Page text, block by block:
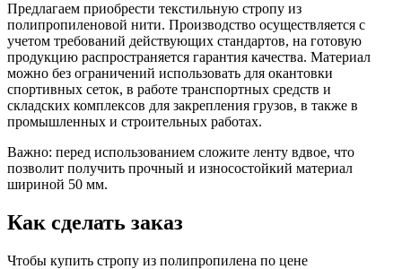
Предлагаем приобрести текстильную стропу из
полипропиленовой нити. Производство осуществляется с
учетом требований действующих стандартов, на готовую
продукцию распространяется гарантия качества. Материал
можно без ограничений использовать для окантовки
спортивных сеток, в работе транспортных средств и
складских комплексов для закрепления грузов, в также в
промышленных и строительных работах.
Важно: перед использованием сложите ленту вдвое, что
позволит получить прочный и износостойкий материал
шириной 50 мм.
Как сделать заказ
Чтобы купить стропу из полипропилена по цене